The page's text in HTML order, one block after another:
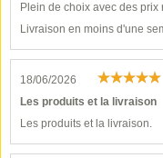
Plein de choix avec des
Livraison en moins d'une
18/06/2026
Les produits et la livraison
Les produits et la livraison.